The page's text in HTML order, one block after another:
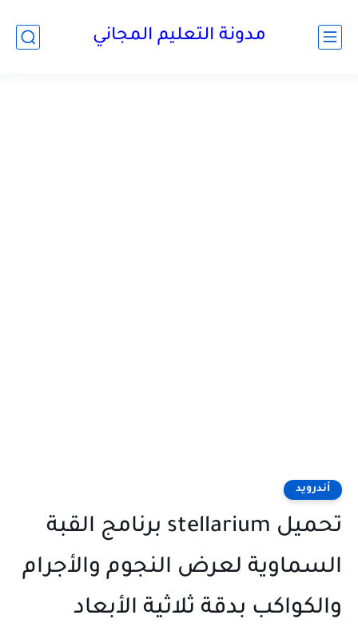
مدونة التعليم المجاني
أندرويد
تحميل stellarium برنامج القبة
السماوية لعرض النجوم والأجرام
والكواكب بدقة ثلاثية الأبعاد